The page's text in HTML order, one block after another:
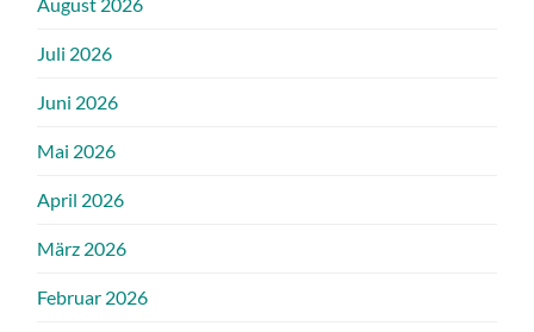
Juli 2026
Juni 2026
Mai 2026
April 2026
März 2026
Februar 2026